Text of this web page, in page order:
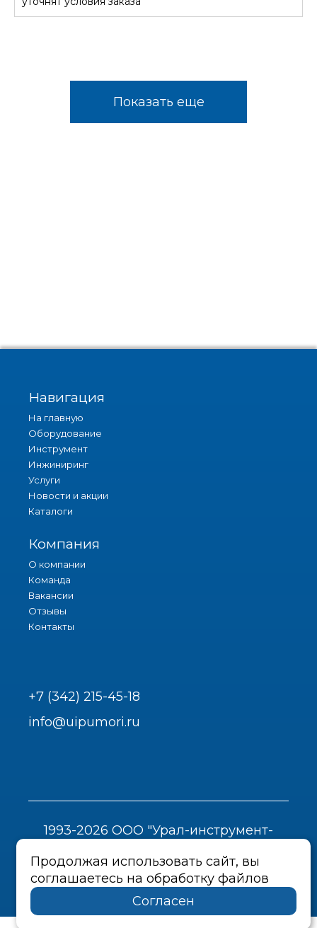
Показать еще
Навигация
На главную
Оборудование
Инструмент
Инжиниринг
Услуги
Новости и акции
Каталоги
Компания
О компании
Команда
Вакансии
Отзывы
Контакты
+7 (342) 215-45-18
info@uipumori.ru
1993-2026 ООО "Урал-инструмент-
Политика конфиденциальности
Продолжая использовать сайт, вы
соглашаетесь на обработку файлов
Согласен